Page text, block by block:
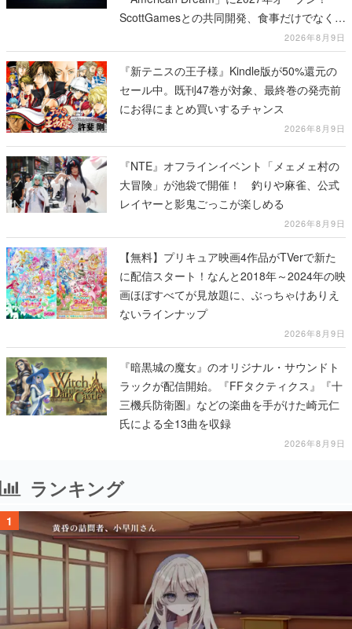
ScottGamesとの共同開発、食事だけでなくス
テージショーや没入型のホラー体験も楽しめ
る
2026年8月9日
『新テニスの王子様』Kindle版が50%還元の
セール中。既刊47巻が対象、最終巻の発売前
にお得にまとめ買いするチャンス
2026年8月9日
『NTE』オフラインイベント「メェメェ村の
大冒険」が池袋で開催！ 釣りや麻雀、公式
レイヤーと影鬼ごっこが楽しめる
2026年8月9日
【無料】プリキュア映画4作品がTVerで新た
に配信スタート！なんと2018年～2024年の映
画ほぼすべてが見放題に、ぶっちゃけありえ
ないラインナップ
2026年8月9日
『暗黒城の魔女』のオリジナル・サウンドト
ラックが配信開始。『FFタクティクス』『十
三機兵防衛圏』などの楽曲を手がけた崎元仁
氏による全13曲を収録
2026年8月9日
ランキング
1